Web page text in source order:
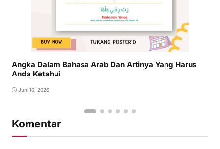
Angka Dalam Bahasa Arab Dan Artinya Yang Harus
Anda Ketahui
Juni 10, 2026
Komentar